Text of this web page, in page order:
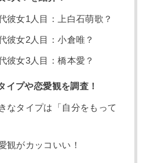
彼女1人目：上白石萌歌？
彼女2人目：小倉唯？
彼女3人目：橋本愛？
イプや恋愛観を調査！
なタイプは「自分をもって
観がカッコいい！